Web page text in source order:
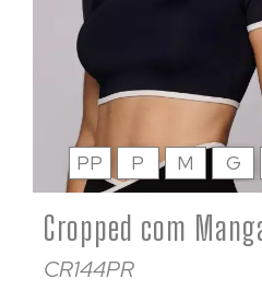
CR144PR
PP P M G